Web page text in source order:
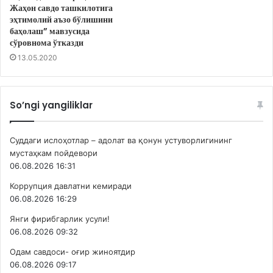
Жаҳон савдо ташкилотига
эҳтимолий аъзо бўлишини
баҳолаш” мавзусида
сўровнома ўтказди
13.05.2020
So’ngi yangiliklar
Суддаги ислоҳотлар – адолат ва қонун устуворлигининг
мустаҳкам пойдевори
06.08.2026 16:31
Коррупция давлатни кемиради
06.08.2026 16:29
Янги фирибгарлик усули!
06.08.2026 09:32
Одам савдоси- оғир жиноятдир
06.08.2026 09:17